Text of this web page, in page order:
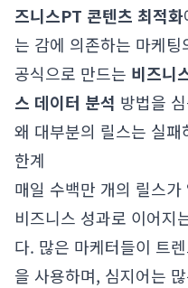
즈니스PT 콘텐츠 최적화
는 감에 의존하는 마케
공식으로 만드는 비즈니
스 데이터 분석 방법을
왜 대부분의 릴스는 실
한계
매일 수백만 개의 릴스
비즈니스 성과로 이어지
다. 많은 마케터들이 트
을 사용하며, 심지어는